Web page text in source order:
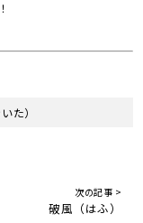
た）
次の記事 >
破風（はふ）